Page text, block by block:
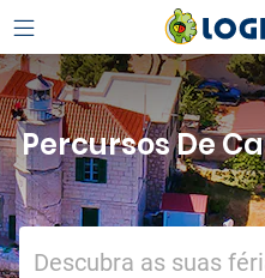
Percursos De
Descubra as suas